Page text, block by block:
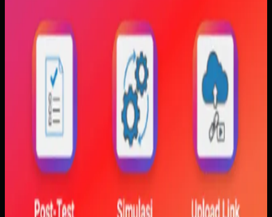
visualisasi gerak, dan grafik yang berubah langsung saat
variabel diubah. Dengan begitu, mahasiswa bisa melihat
hubungan antara teori dan simulasi secara lebih konkret.
Baca studi kasus